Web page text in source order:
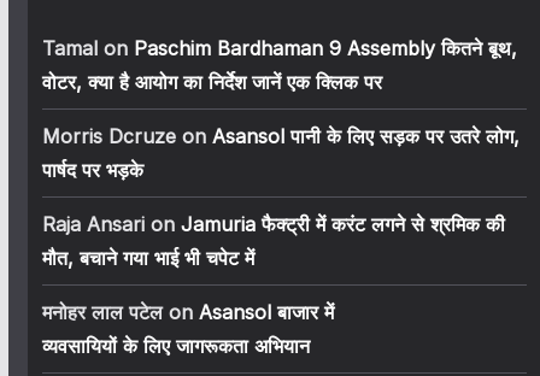
Tamalon Paschim Bardhaman 9 Assembly कितने बूथ,
वोटर, क्या है आयोग का निर्देश जानें एक क्लिक पर
Morris Dcruzeon Asansol पानी के लिए सड़क पर उतरे लोग,
पार्षद पर भड़के
Raja Ansarion Jamuria फैक्ट्री में करंट लगने से श्रमिक की
मौत, बचाने गया भाई भी चपेट में
मनोहर लाल पटेलon Asansol बाजार में
व्यवसायियों के लिए जागरूकता अभियान